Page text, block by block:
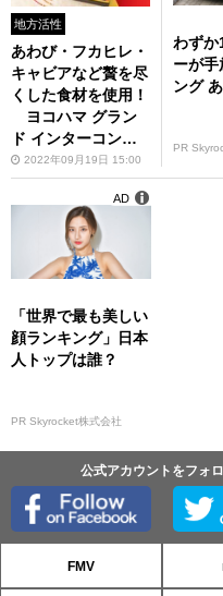
地方活性
あわび・フカヒレ・
キャビアなど贅を尽
くした食材を使用！
ヨコハマ グラン
ド インターコンチ
ネンタル ホテルで
特製おせち料理の予
約受付を開始
2022年09月19日 15:00
わずか
ーが手
ング
PR
「世界で最も美しい
顔ランキング」日本
人トップは誰？
PR Skyrocket株式会社
AD
公式アカウントをフォ
FMV